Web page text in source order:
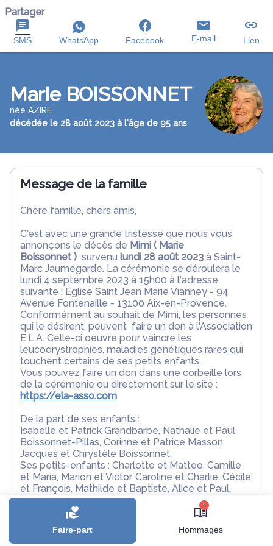
Faire-part
9
Hommages
Partager
SMS WhatsApp Facebook E-mail Lien
Marie BOISSONNET
née AZIRE
décédée le 28 août 2023 à l'âge de 95 ans
Message de la famille
Chère famille, chers amis,
C'est avec une grande tristesse que nous vous
annonçons le décès de Mimi ( Marie
Boissonnet ) survenu lundi 28 août 2023 à Saint-
Marc Jaumegarde. La cérémonie se déroulera le
lundi 4 septembre 2023 à 15h00 à l'adresse
suivante : Église Saint Jean Marie Vianney - 94
Avenue Fontenaille - 13100 Aix-en-Provence.
Conformément au souhait de Mimi, les personnes
qui le désirent, peuvent faire un don à l'Association
E.L.A. Celle-ci oeuvre pour vaincre les
leucodrystrophies, maladies génétiques rares qui
touchent certains de ses petits enfants.
Vous pouvez faire un don dans une corbeille lors
de la cérémonie ou directement sur le site :
https://ela-asso.com
De la part de ses enfants :
Isabelle et Patrick Grandbarbe, Nathalie et Paul
Boissonnet-Pillas, Corinne et Patrice Masson,
Jacques et Chrystèle Boissonnet,
Ses petits-enfants : Charlotte et Matteo, Camille
et Maria, Marion et Victor, Caroline et Charlie, Cécile
et François, Mathilde et Baptiste, Alice et Paul,
Ses arrieres petits-enfants : Louise, Sybel, Milo,
Blaise, Septime, Bérénice, Augustin, Marcel et